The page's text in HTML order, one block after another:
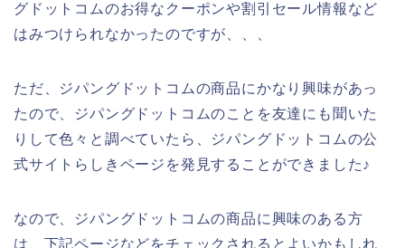
グドットコムのお得なクーポンや割引セール情報など
はみつけられなかったのですが、、、
ただ、ジパングドットコムの商品にかなり興味があっ
たので、ジパングドットコムのことを友達にも聞いた
りして色々と調べていたら、ジパングドットコムの公
式サイトらしきページを発見することができました♪
なので、ジパングドットコムの商品に興味のある方
は、下記ページなどをチェックされるとよいかもしれ